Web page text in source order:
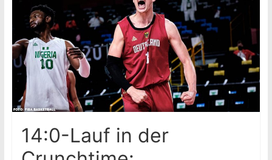
14:0-Lauf in der